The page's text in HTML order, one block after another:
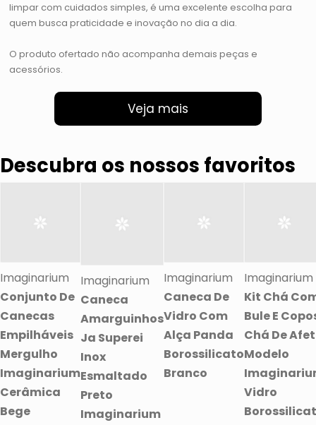
limpar com cuidados simples, é uma excelente escolha para
quem busca praticidade e inovação no dia a dia.
O produto ofertado não acompanha demais peças e
acessórios.
Veja mais
Descubra os nossos favoritos
Imaginarium
Conjunto De
Canecas
Empilháveis
Mergulho
Imaginarium
Cerâmica
Bege
Imaginarium
Caneca
Amarguinhos
Ja Superei
Inox
Esmaltado
Preto
Imaginarium
Imaginarium
Caneca De
Vidro Com
Alça Panda
Borossilicato
Branco
Imaginarium
Kit Chá
Bule E
Chá De
Modelo
Vidro